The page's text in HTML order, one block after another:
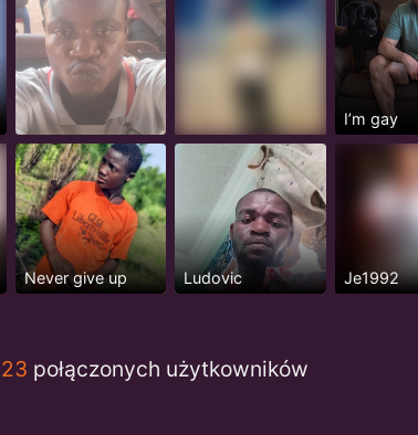
I’m gay
Never give up Ludovic Je1992
połączonych użytkowników